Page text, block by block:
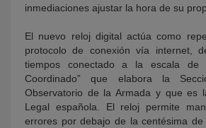
inmediaciones ajustar la hora de su
El nuevo reloj digital actúa como
protocolo de conexión vía internet,
tiempos conectado a la escala de
Coordinado” que elabora la
Observatorio de la Armada y que es
Legal española. El reloj permite
errores por debajo de la centésima